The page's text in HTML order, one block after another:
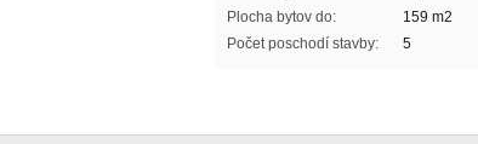
Plocha bytov do:
159 m2
Počet poschodí stavby:
5